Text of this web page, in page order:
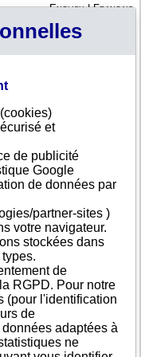
English|Français
est vide
Dezvoltare
et
de publicité
Google
de données par
partner-sites )
votre navigateur.
stockées dans
de
RGPD. Pour notre
(pour l'identification
de
adaptées à
ne